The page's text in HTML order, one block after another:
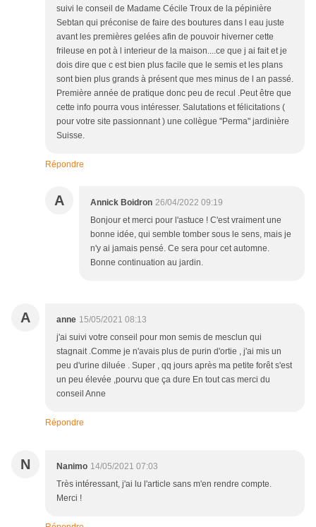
suivi le conseil de Madame Cécile Troux de la pépinière
Sebtan qui préconise de faire des boutures dans l eau juste
avant les premières gelées afin de pouvoir hiverner cette
frileuse en pot à l interieur de la maison....ce que j ai fait et je
dois dire que c est bien plus facile que le semis et les plans
sont bien plus grands à présent que mes minus de l an passé.
Première année de pratique donc peu de recul .Peut être que
cette info pourra vous intéresser. Salutations et félicitations (
pour votre site passionnant ) une collègue "Perma" jardinière
Suisse.
Répondre
A Annick Boidron 26/04/2022 09:19
Bonjour et merci pour l'astuce ! C'est vraiment une
bonne idée, qui semble tomber sous le sens, mais je
n'y ai jamais pensé. Ce sera pour cet automne.
Bonne continuation au jardin.
A anne 15/05/2021 08:13
j'ai suivi votre conseil pour mon semis de mesclun qui
stagnait .Comme je n'avais plus de purin d'ortie , j'ai mis un
peu d'urine diluée . Super , qq jours après ma petite forêt s'est
un peu élevée ,pourvu que ça dure En tout cas merci du
conseil Anne
Répondre
N Nanimo 14/05/2021 07:03
Très intéressant, j'ai lu l'article sans m'en rendre compte.
Merci !